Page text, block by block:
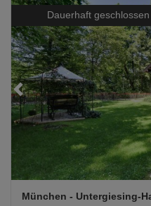
Dauerhaft geschlossen
München - Untergiesing-